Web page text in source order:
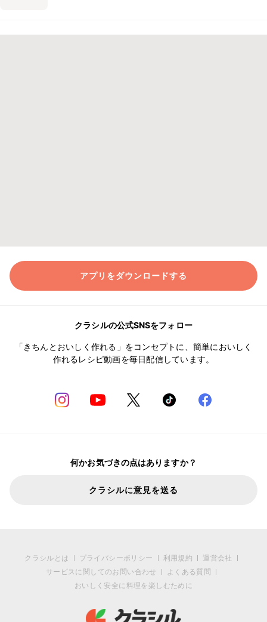
アプリをダウンロードする
クラシルの公式SNSをフォロー
「きちんとおいしく作れる」をコンセプトに、簡単においしく
作れるレシピ動画を毎日配信しています。
何かお気づきの点はありますか？
クラシルに意見を送る
クラシルとは プライバシーポリシー 利用規約
運営会社
サービスに関してのお問い合わせ
よくある質問
おいしく安全に料理を楽しむために